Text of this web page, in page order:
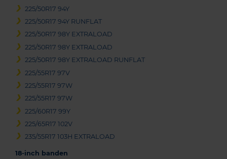
225/50R17 94Y
225/50R17 94Y RUNFLAT
225/50R17 98Y EXTRALOAD
225/50R17 98Y EXTRALOAD
225/50R17 98Y EXTRALOAD RUNFLAT
225/55R17 97V
225/55R17 97W
225/55R17 97W
225/60R17 99Y
225/65R17 102V
235/55R17 103H EXTRALOAD
18-inch banden